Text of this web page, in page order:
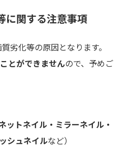
に関する注意事項
劣化等の原因となります。
とができませんので、予めご
ットネイル・ミラーネイル・
シュネイルなど）